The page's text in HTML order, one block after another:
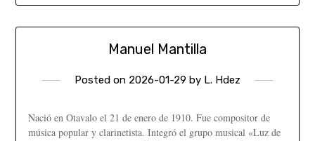
Manuel Mantilla
Posted on 2026-01-29 by L. Hdez
Nació en Otavalo el 21 de enero de 1910. Fue compositor de
música popular y clarinetista. Integró el grupo musical «Luz de